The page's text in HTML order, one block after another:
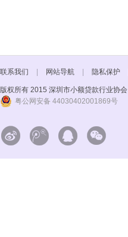
联系我们 网站导航 隐私保护
版权所有 2015 深圳市小额贷款行业协会
粤公网安备 44030402001869号
   